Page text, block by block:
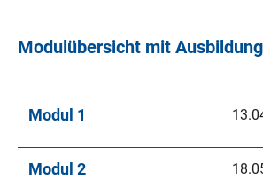
Modulübersicht mit
Modul 1
Modul 2